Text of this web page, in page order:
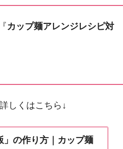
カップ麺アレンジレシピ対
しくはこちら↓
」の作り方｜カップ麺